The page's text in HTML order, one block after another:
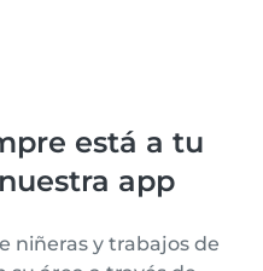
está a tu
app
niñeras y trabajos de